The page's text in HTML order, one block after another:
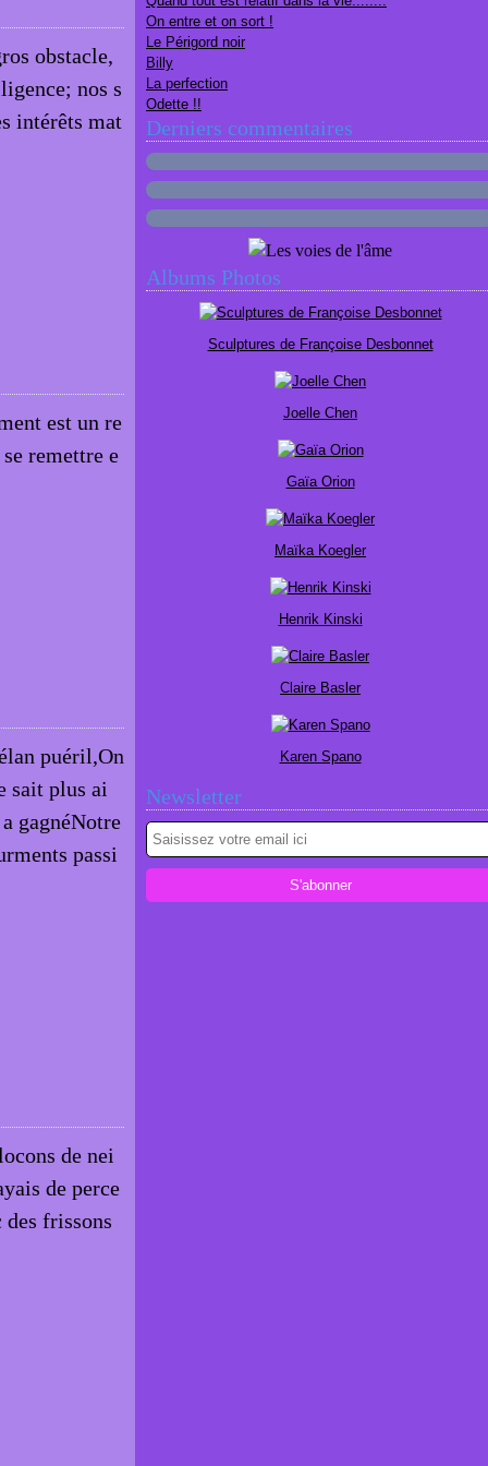
obstacle,
nos s
intérêts mat
est un re
remettre e
puéril,On
sait plus ai
gagnéNotre
passi
de nei
de perce
frissons
On entre et on sort !
Le Périgord noir
Billy
La perfection
Odette !!
Derniers commentaires
Albums Photos
Sculptures de Françoise Desbonnet
Joelle Chen
Gaïa Orion
Maïka Koegler
Henrik Kinski
Claire Basler
Karen Spano
Newsletter